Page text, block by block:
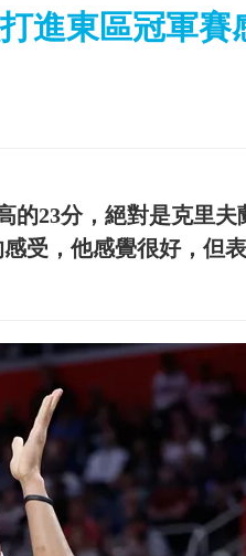
進東區冠軍
的23分，絕對是克里夫
受，他感覺很好，但